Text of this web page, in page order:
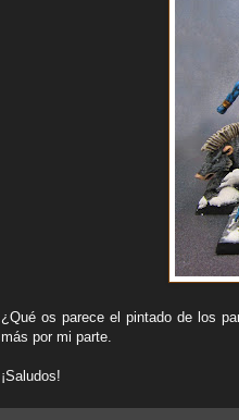
¿Qué os parece el pintado de los
más por mi parte.
¡Saludos!